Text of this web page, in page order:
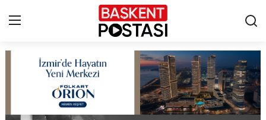
Çerez Politikası